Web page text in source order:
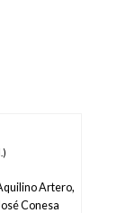
Artero,
Conesa